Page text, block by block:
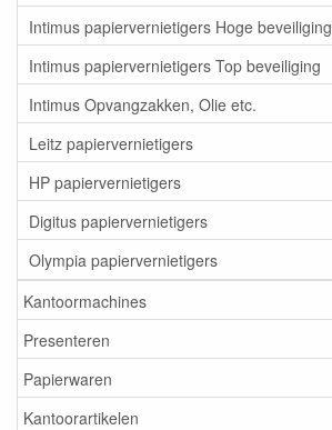
Intimus papiervernietigers Hoge beveiliging
Intimus papiervernietigers Top beveiliging
Intimus Opvangzakken, Olie etc.
Leitz papiervernietigers
HP papiervernietigers
Digitus papiervernietigers
Olympia papiervernietigers
Kantoormachines
Presenteren
Papierwaren
Kantoorartikelen